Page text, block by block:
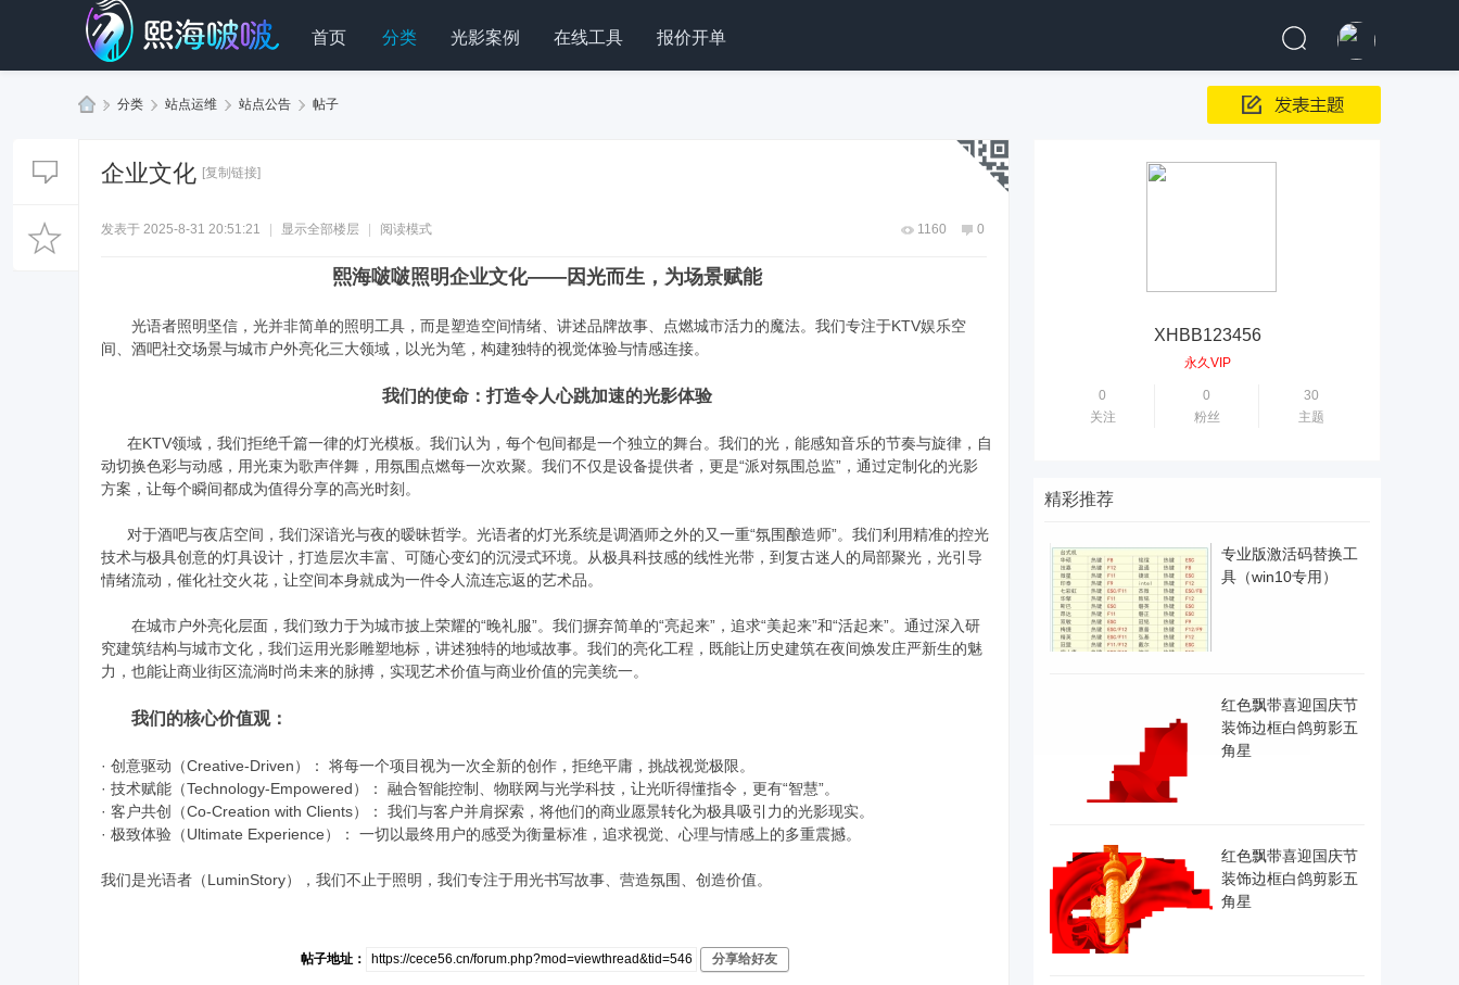
首页 分类 光影案例 在线工具 报价开单
» 分类 › 站点运维 › 站点公告 › 帖子
企业文化 [复制链接]
1160 0
发表于 2025-8-31 20:51:21 显示全部楼层 阅读模式
熙海啵啵照明企业文化——因光而生，为场景赋能
光语者照明坚信，光并非简单的照明工具，而是塑造空间情绪、讲述品牌故事、点燃城市活力的魔法。我们专注于KTV娱乐空
间、酒吧社交场景与城市户外亮化三大领域，以光为笔，构建独特的视觉体验与情感连接。
我们的使命：打造令人心跳加速的光影体验
在KTV领域，我们拒绝千篇一律的灯光模板。我们认为，每个包间都是一个独立的舞台。我们的光，能感知音乐的节奏与旋律，自
动切换色彩与动感，用光束为歌声伴舞，用氛围点燃每一次欢聚。我们不仅是设备提供者，更是“派对氛围总监”，通过定制化的光影
方案，让每个瞬间都成为值得分享的高光时刻。
对于酒吧与夜店空间，我们深谙光与夜的暧昧哲学。光语者的灯光系统是调酒师之外的又一重“氛围酿造师”。我们利用精准的控光
技术与极具创意的灯具设计，打造层次丰富、可随心变幻的沉浸式环境。从极具科技感的线性光带，到复古迷人的局部聚光，光引导
情绪流动，催化社交火花，让空间本身就成为一件令人流连忘返的艺术品。
在城市户外亮化层面，我们致力于为城市披上荣耀的“晚礼服”。我们摒弃简单的“亮起来”，追求“美起来”和“活起来”。通过深入研
究建筑结构与城市文化，我们运用光影雕塑地标，讲述独特的地域故事。我们的亮化工程，既能让历史建筑在夜间焕发庄严新生的魅
力，也能让商业街区流淌时尚未来的脉搏，实现艺术价值与商业价值的完美统一。
我们的核心价值观：
· 创意驱动（Creative-Driven）： 将每一个项目视为一次全新的创作，拒绝平庸，挑战视觉极限。
· 技术赋能（Technology-Empowered）： 融合智能控制、物联网与光学科技，让光听得懂指令，更有“智慧”。
· 客户共创（Co-Creation with Clients）： 我们与客户并肩探索，将他们的商业愿景转化为极具吸引力的光影现实。
· 极致体验（Ultimate Experience）： 一切以最终用户的感受为衡量标准，追求视觉、心理与情感上的多重震撼。
我们是光语者（LuminStory），我们不止于照明，我们专注于用光书写故事、营造氛围、创造价值。
帖子地址： 分享给好友
XHBB123456
永久VIP
0
关注
0
粉丝
30
主题
精彩推荐
专业版激活码替换工
具（win10专用）
红色飘带喜迎国庆节
装饰边框白鸽剪影五
角星
红色飘带喜迎国庆节
装饰边框白鸽剪影五
角星